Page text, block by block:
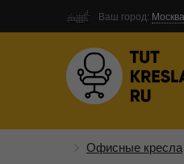
Ваш город:
Офисные кресла